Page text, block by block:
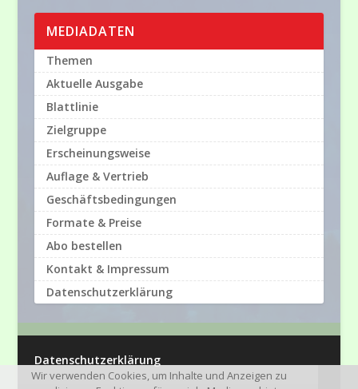
MEDIADATEN
Themen
Aktuelle Ausgabe
Blattlinie
Zielgruppe
Erscheinungsweise
Auflage & Vertrieb
Geschäftsbedingungen
Formate & Preise
Abo bestellen
Kontakt & Impressum
Datenschutzerklärung
Datenschutzerklärung
Wir verwenden Cookies, um Inhalte und Anzeigen zu